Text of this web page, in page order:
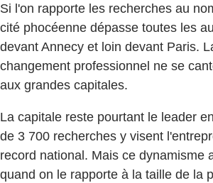
Si l'on rapporte les recherches au
cité phocéenne dépasse toutes les
devant Annecy et loin devant Paris.
changement professionnel ne se
aux grandes capitales.
La capitale reste pourtant le leader
de 3 700 recherches y visent
record national. Mais ce dynamisme
quand on le rapporte à la taille de la